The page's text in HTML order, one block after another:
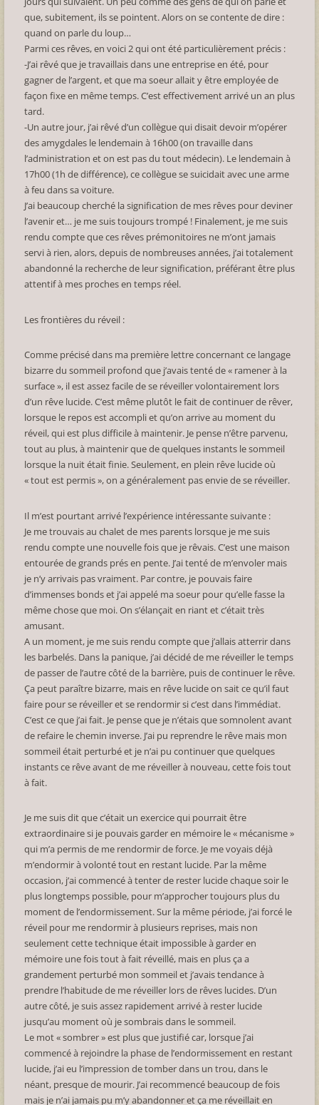
que, subitement, ils se pointent. Alors on se contente de dire :
quand on parle du loup…
Parmi ces rêves, en voici 2 qui ont été particulièrement précis :
-J’ai rêvé que je travaillais dans une entreprise en été, pour
gagner de l’argent, et que ma soeur allait y être employée de
façon fixe en même temps. C’est effectivement arrivé un an plus
tard.
-Un autre jour, j’ai rêvé d’un collègue qui disait devoir m’opérer
des amygdales le lendemain à 16h00 (on travaille dans
l’administration et on est pas du tout médecin). Le lendemain à
17h00 (1h de différence), ce collègue se suicidait avec une arme
à feu dans sa voiture.
J’ai beaucoup cherché la signification de mes rêves pour deviner
l’avenir et… je me suis toujours trompé ! Finalement, je me suis
rendu compte que ces rêves prémonitoires ne m’ont jamais
servi à rien, alors, depuis de nombreuses années, j’ai totalement
abandonné la recherche de leur signification, préférant être plus
attentif à mes proches en temps réel.
Les frontières du réveil :
Comme précisé dans ma première lettre concernant ce langage
bizarre du sommeil profond que j’avais tenté de « ramener à la
surface », il est assez facile de se réveiller volontairement lors
d’un rêve lucide. C’est même plutôt le fait de continuer de rêver,
lorsque le repos est accompli et qu’on arrive au moment du
réveil, qui est plus difficile à maintenir. Je pense n’être parvenu,
tout au plus, à maintenir que de quelques instants le sommeil
lorsque la nuit était finie. Seulement, en plein rêve lucide où
« tout est permis », on a généralement pas envie de se réveiller.
Il m’est pourtant arrivé l’expérience intéressante suivante :
Je me trouvais au chalet de mes parents lorsque je me suis
rendu compte une nouvelle fois que je rêvais. C’est une maison
entourée de grands prés en pente. J’ai tenté de m’envoler mais
je n’y arrivais pas vraiment. Par contre, je pouvais faire
d’immenses bonds et j’ai appelé ma soeur pour qu’elle fasse la
même chose que moi. On s’élançait en riant et c’était très
amusant.
A un moment, je me suis rendu compte que j’allais atterrir dans
les barbelés. Dans la panique, j’ai décidé de me réveiller le temps
de passer de l’autre côté de la barrière, puis de continuer le rêve.
Ça peut paraître bizarre, mais en rêve lucide on sait ce qu’il faut
faire pour se réveiller et se rendormir si c’est dans l’immédiat.
C’est ce que j’ai fait. Je pense que je n’étais que somnolent avant
de refaire le chemin inverse. J’ai pu reprendre le rêve mais mon
sommeil était perturbé et je n’ai pu continuer que quelques
instants ce rêve avant de me réveiller à nouveau, cette fois tout
à fait.
Je me suis dit que c’était un exercice qui pourrait être
extraordinaire si je pouvais garder en mémoire le « mécanisme »
qui m’a permis de me rendormir de force. Je me voyais déjà
m’endormir à volonté tout en restant lucide. Par la même
occasion, j’ai commencé à tenter de rester lucide chaque soir le
plus longtemps possible, pour m’approcher toujours plus du
moment de l’endormissement. Sur la même période, j’ai forcé le
réveil pour me rendormir à plusieurs reprises, mais non
seulement cette technique était impossible à garder en
mémoire une fois tout à fait réveillé, mais en plus ça a
grandement perturbé mon sommeil et j’avais tendance à
prendre l’habitude de me réveiller lors de rêves lucides. D’un
autre côté, je suis assez rapidement arrivé à rester lucide
jusqu’au moment où je sombrais dans le sommeil.
Le mot « sombrer » est plus que justifié car, lorsque j’ai
commencé à rejoindre la phase de l’endormissement en restant
lucide, j’ai eu l’impression de tomber dans un trou, dans le
néant, presque de mourir. J’ai recommencé beaucoup de fois
mais je n’ai jamais pu m’y abandonner et ça me réveillait en